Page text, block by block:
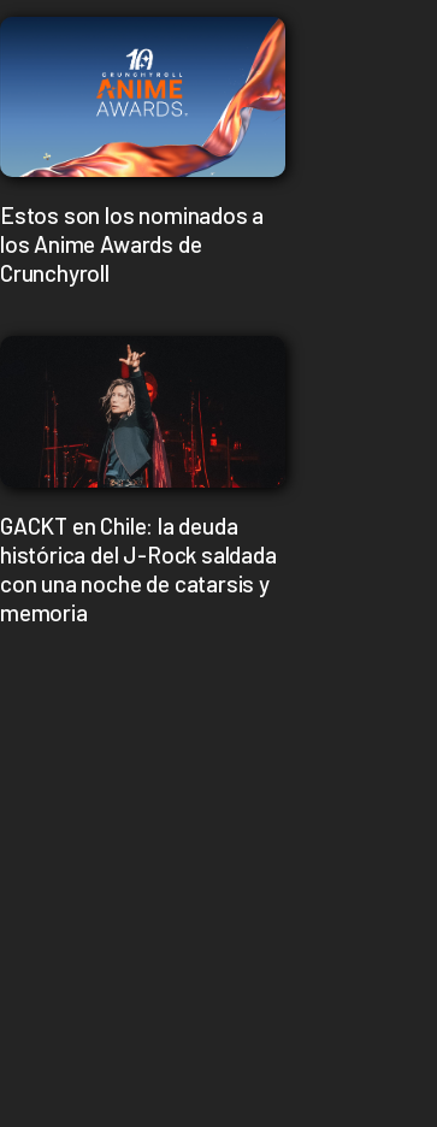
Estos son los nominados a
los Anime Awards de
Crunchyroll
GACKT en Chile: la deuda
histórica del J-Rock saldada
con una noche de catarsis y
memoria